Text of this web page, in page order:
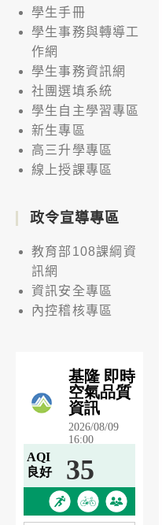
學生手冊
學生事務與轉導工
作網
學生事務資訊網
社團選填系統
學生自主學習專區
新生專區
高三升學專區
線上授課專區
政令宣導專區
教育部108課綱資
訊網
資訊安全專區
內控稽核專區